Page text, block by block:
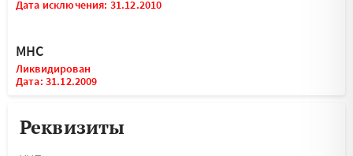
Дата исключения: 31.12.2010
МНС
Ликвидирован
Дата: 31.12.2009
Реквизиты